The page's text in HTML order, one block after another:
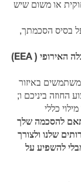
או משום שיש
בסיס הסכמתך,
בסיס משפטי לעיבוד עבור משתמשים מאזור הכלכלה האירופי ( EEA)
משתמשים באיזור
החוזה ביניכם ו;
כללי
להסכמה שלך
שלנו ולצורך
להשפיע על